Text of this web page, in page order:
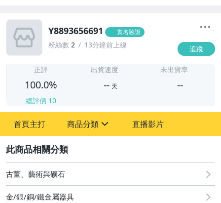
Y8893656691 實名驗證
粉絲數 2 13分鐘前上線 追蹤
正評
100.0%
總評價 10
出貨速度
-- 天
未出貨率
--
首頁主打 商品分類
古董、藝術與礦石
直播影片
古董、藝術與礦石
金/銀/銅/鐵金屬器具